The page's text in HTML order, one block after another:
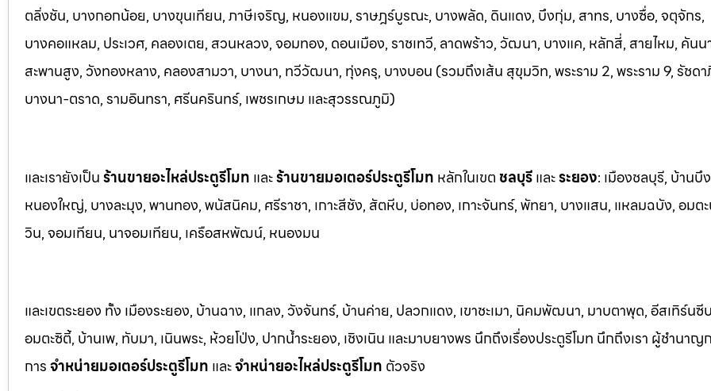
ตลิ่งชัน, บางกอกน้อย, บางขุนเทียน, ภาษีเจริญ, หนองแขม, ราษฎร์บูรณะ, บางพลัด, ดินแดง, บึงกุ่ม, สาทร, บางซื่อ, จตุจักร,
บางคอแหลม, ประเวศ, คลองเตย, สวนหลวง, จอมทอง, ดอนเมือง, ราชเทวี, ลาดพร้าว, วัฒนา, บางแค, หลักสี่, สายไหม, คันน
สะพานสูง, วังทองหลาง, คลองสามวา, บางนา, ทวีวัฒนา, ทุ่งครุ, บางบอน (รวมถึงเส้น สุขุมวิท, พระราม 2, พระราม 9, รัชดา
บางนา-ตราด,รามอินทรา, ศรีนครินทร์, เพชรเกษม และสุวรรณภูมิ)
และเรายังเป็นร้านขายอะไหล่ประตูรีโมท และร้านขายมอเตอร์ประตูรีโมท หลักในเขต ชลบุรีและระยอง: เมืองชลบุรี, บ้านบึ
หนองใหญ่, บางละมุง, พานทอง, พนัสนิคม, ศรีราชา, เกาะสีชัง, สัตหีบ, บ่อทอง, เกาะจันทร์, พัทยา, บางแสน, แหลมฉบัง, อมต
วิน, จอมเทียน, นาจอมเทียน, เครือสหพัฒน์, หนองมน
และเขตระยอง ทั้ง เมืองระยอง, บ้านฉาง, แกลง, วังจันทร์, บ้านค่าย, ปลวกแดง, เขาชะเมา, นิคมพัฒนา, มาบตาพุด, อีสเทิร์นซี
อมตะซิตี้, บ้านเพ, ทับมา, เนินพระ, ห้วยโป่ง, ปากน้ำระยอง, เชิงเนิน และมาบยางพร นึกถึงเรื่องประตูรีโมท นึกถึงเรา ผู้ชำนาญ
การจำหน่ายมอเตอร์ประตูรีโมท และจำหน่ายอะไหล่ประตูรีโมท ตัวจริง